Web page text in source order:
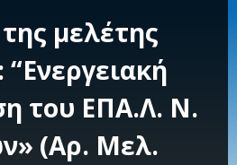
μελέτης
του ΕΠΑ.Λ. Ν.
(Αρ. Μελ.